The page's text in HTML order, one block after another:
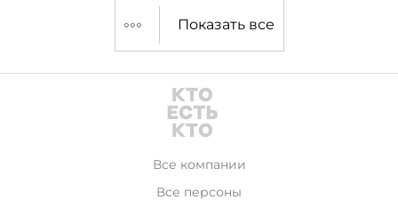
на углу Невского пр. и Большой
Морской ул.
Показать все
Все компании
Все персоны